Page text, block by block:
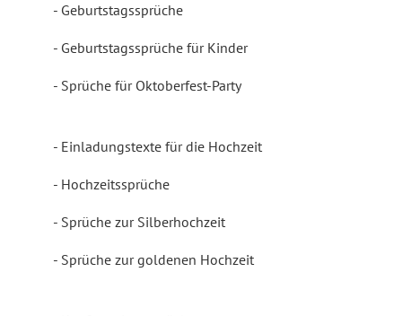
Geburtstagssprüche
Geburtstagssprüche für Kinder
Sprüche für Oktoberfest-Party
Einladungstexte für die Hochzeit
Hochzeitssprüche
Sprüche zur Silberhochzeit
Sprüche zur goldenen Hochzeit